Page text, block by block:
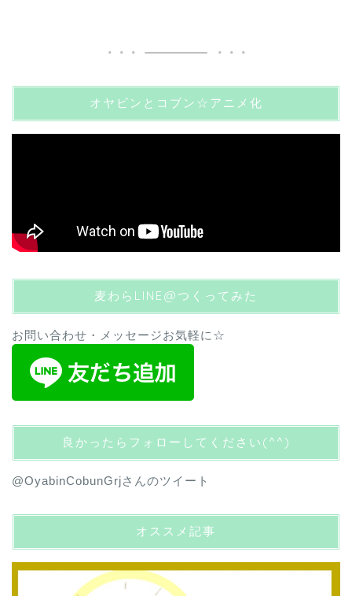
オヤビンとコブン☆アニメ化
麦わらLINE@つくってみた
お問い合わせ・メッセージお気軽に☆
良かったらフォローしてください(^^)
@OyabinCobunGrjさんのツイート
オススメ記事